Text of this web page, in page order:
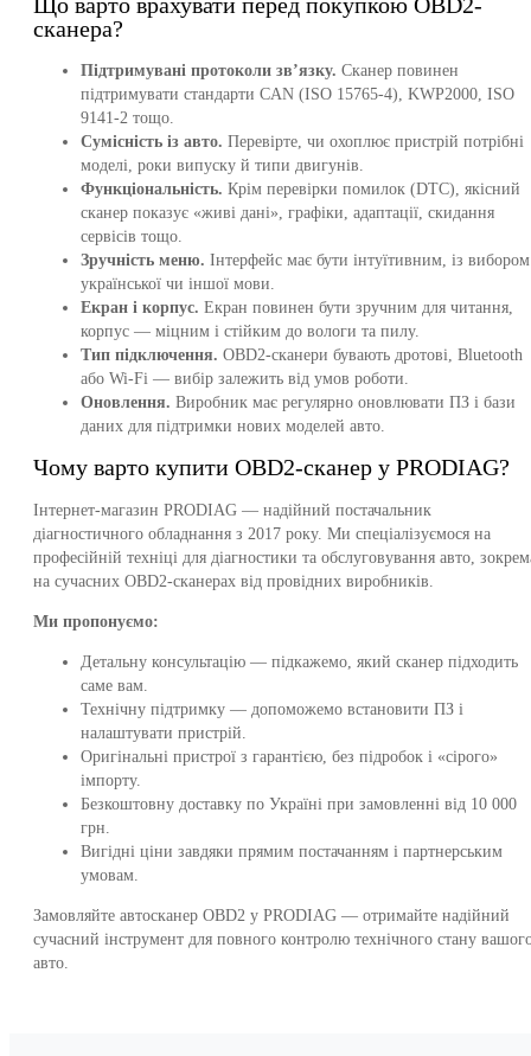
сканера?
Підтримувані протоколи зв’язку. Сканер повинен
підтримувати стандарти CAN (ISO 15765-4), KWP2000, ISO
9141-2 тощо.
Сумісність із авто. Перевірте, чи охоплює пристрій потрібні
моделі, роки випуску й типи двигунів.
Функціональність. Крім перевірки помилок (DTC), якісний
сканер показує «живі дані», графіки, адаптації, скидання
сервісів тощо.
Зручність меню. Інтерфейс має бути інтуїтивним, із вибором
української чи іншої мови.
Екран і корпус. Екран повинен бути зручним для читання,
корпус — міцним і стійким до вологи та пилу.
Тип підключення. OBD2-сканери бувають дротові, Bluetooth
або Wi-Fi — вибір залежить від умов роботи.
Оновлення. Виробник має регулярно оновлювати ПЗ і бази
даних для підтримки нових моделей авто.
Чому варто купити OBD2-сканер у PRODIAG?
Інтернет-магазин PRODIAG — надійний постачальник
діагностичного обладнання з 2017 року. Ми спеціалізуємося на
професійній техніці для діагностики та обслуговування авто,
на сучасних OBD2-сканерах від провідних виробників.
Ми пропонуємо:
Детальну консультацію — підкажемо, який сканер підходить
саме вам.
Технічну підтримку — допоможемо встановити ПЗ і
налаштувати пристрій.
Оригінальні пристрої з гарантією, без підробок і «сірого»
імпорту.
Безкоштовну доставку по Україні при замовленні від 10 000
грн.
Вигідні ціни завдяки прямим постачанням і партнерським
умовам.
Замовляйте автосканер OBD2 у PRODIAG — отримайте надійний
сучасний інструмент для повного контролю технічного стану
авто.